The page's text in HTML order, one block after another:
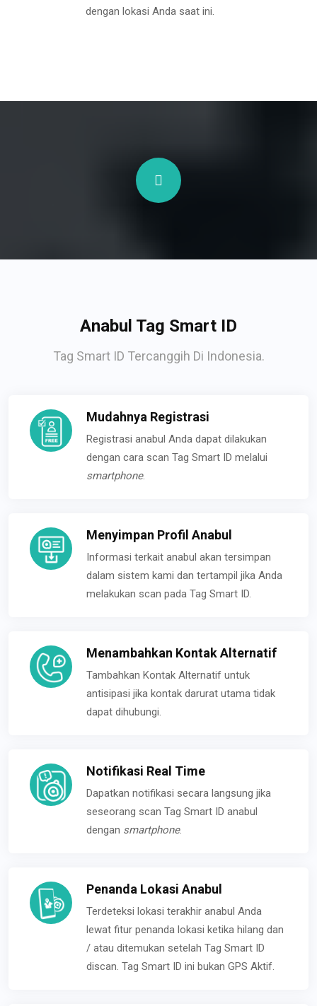
dengan lokasi Anda saat ini.
Anabul Tag Smart ID
Tag Smart ID Tercanggih Di Indonesia.
Mudahnya Registrasi
Registrasi anabul Anda dapat dilakukan
dengan cara scan Tag Smart ID melalui
smartphone.
Menyimpan Profil Anabul
Informasi terkait anabul akan tersimpan
dalam sistem kami dan tertampil jika Anda
melakukan scan pada Tag Smart ID.
Menambahkan Kontak Alternatif
Tambahkan Kontak Alternatif untuk
antisipasi jika kontak darurat utama tidak
dapat dihubungi.
Notifikasi Real Time
Dapatkan notifikasi secara langsung jika
seseorang scan Tag Smart ID anabul
dengan smartphone.
Penanda Lokasi Anabul
Terdeteksi lokasi terakhir anabul Anda
lewat fitur penanda lokasi ketika hilang dan
/ atau ditemukan setelah Tag Smart ID
discan. Tag Smart ID ini bukan GPS Aktif.